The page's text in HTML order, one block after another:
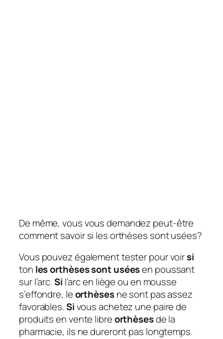
De même, vous vous demandez peut-être
comment savoir si les orthèses sont usées?
Vous pouvez également tester pour voirsi
ton les orthèses sont uséesen poussant
sur l’arc.Si l’arc en liège ou en mousse
s’effondre, leorthèsesne sont pas assez
favorables.Sivous achetez une paire de
produits en vente libreorthèsesde la
pharmacie, ils ne dureront pas longtemps.